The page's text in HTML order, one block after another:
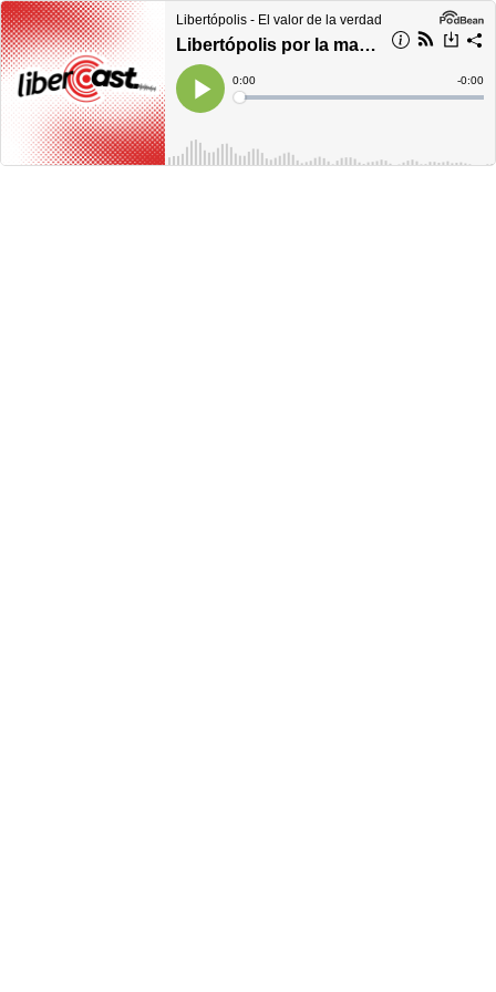
Libertópolis - El valor de la verdad
Libertópolis por la mañana, miércoles 31 de mayo del 2023
Play
Current
Time
0:00
Loaded:
Time
-0:00